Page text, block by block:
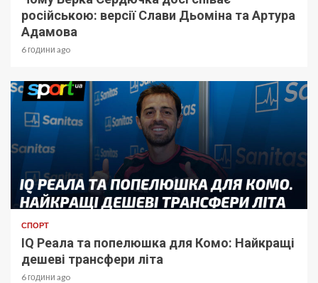
російською: версії Слави Дьоміна та Артура
Адамова
6 години ago
СПОРТ
IQ Реала та попелюшка для Комо: Найкращі
дешеві трансфери літа
6 години ago